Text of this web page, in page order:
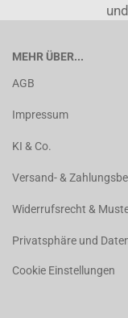
MEHR ÜBER...
AGB
Impressum
KI & Co.
Versand- &
Widerrufsrecht &
Privatsphäre und
Cookie Einstellungen